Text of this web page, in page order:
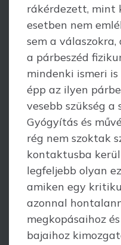
rákérdezett, mint
esetben nem
sem a
a párbeszéd
mindenki ismeri
épp az ilyen
vesebb szükség a
Gyógyítás és
rég nem szoktak
kontaktusba
legfeljebb olyan
amiken egy
azonnal
megkopásaihoz
bajaihoz